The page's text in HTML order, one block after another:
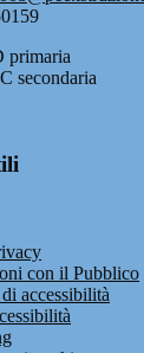
primaria
secondaria
con il Pubblico
accessibilità